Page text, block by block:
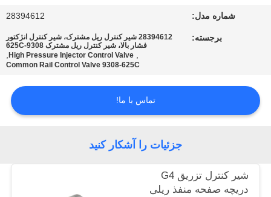
کنترل
ما
تماس
اخبار
شماره مدل: 28394612
برجسته:
28394612 شیر کنترل ریل مشترک، شیر کنترل انژکتور
فشار بالا، شیر کنترل ریل مشترک 9308-625C
,
High Pressure Injector Control Valve
,
Common Rail Control Valve 9308-625C
تماس با ما!
جزئیات را آشکار کنید
شیر کنترل تزریق G4
دریچه صفحه منفذ ریلی